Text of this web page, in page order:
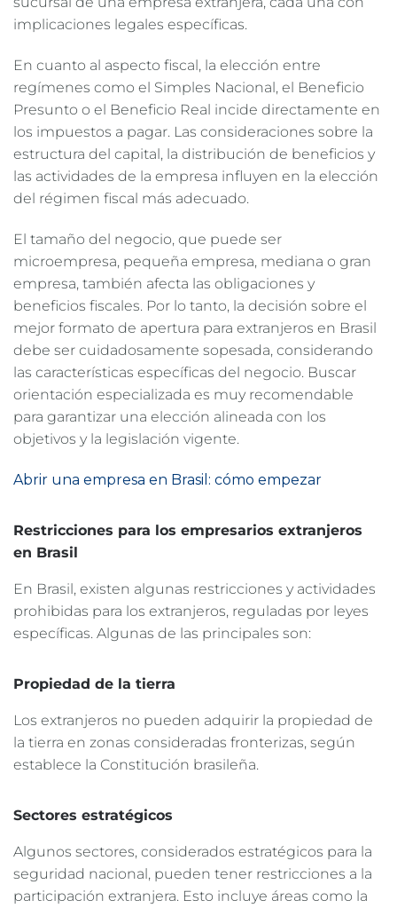
implicaciones legales específicas.
En cuanto al aspecto fiscal, la elección entre
regímenes como el Simples Nacional, el Beneficio
Presunto o el Beneficio Real incide directamente en
los impuestos a pagar. Las consideraciones sobre la
estructura del capital, la distribución de beneficios y
las actividades de la empresa influyen en la elección
del régimen fiscal más adecuado.
El tamaño del negocio, que puede ser
microempresa, pequeña empresa, mediana o gran
empresa, también afecta las obligaciones y
beneficios fiscales. Por lo tanto, la decisión sobre el
mejor formato de apertura para extranjeros en Brasil
debe ser cuidadosamente sopesada, considerando
las características específicas del negocio. Buscar
orientación especializada es muy recomendable
para garantizar una elección alineada con los
objetivos y la legislación vigente.
Abrir una empresa en Brasil: cómo empezar
Restricciones para los empresarios extranjeros
en Brasil
En Brasil, existen algunas restricciones y actividades
prohibidas para los extranjeros, reguladas por leyes
específicas. Algunas de las principales son:
Propiedad de la tierra
Los extranjeros no pueden adquirir la propiedad de
la tierra en zonas consideradas fronterizas, según
establece la Constitución brasileña.
Sectores estratégicos
Algunos sectores, considerados estratégicos para la
seguridad nacional, pueden tener restricciones a la
participación extranjera. Esto incluye áreas como la